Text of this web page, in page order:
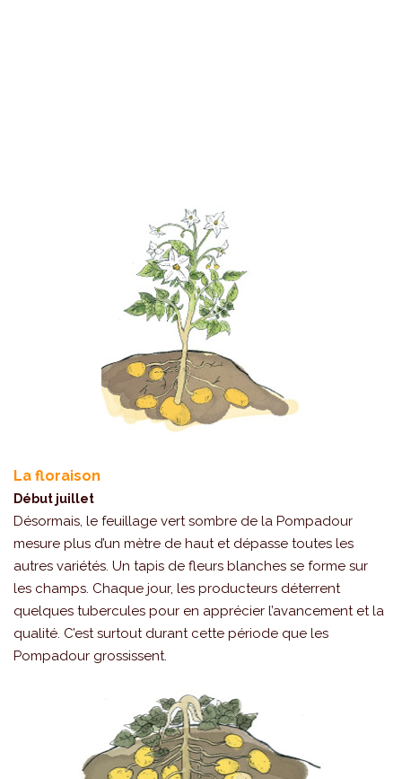
La floraison
Début juillet
Désormais, le feuillage vert sombre de la Pompadour
mesure plus d’un mètre de haut et dépasse toutes les
autres variétés. Un tapis de fleurs blanches se forme sur
les champs. Chaque jour, les producteurs déterrent
quelques tubercules pour en apprécier l’avancement et la
qualité. C’est surtout durant cette période que les
Pompadour grossissent.